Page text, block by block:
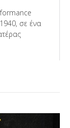
σε ένα